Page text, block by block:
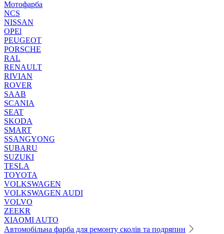
Мотофарба
NCS
NISSAN
OPEl
PEUGEOT
PORSCHE
RAL
RENAULT
RIVIAN
ROVER
SAAB
SCANIA
SEAT
SKODA
SMART
SSANGYONG
SUBARU
SUZUKI
TESLA
TOYOTA
VOLKSWAGEN
VOLKSWAGEN AUDI
VOLVO
ZEEKR
XIAOMI AUTO
Автомобільна фарба для ремонту сколів та подряпин